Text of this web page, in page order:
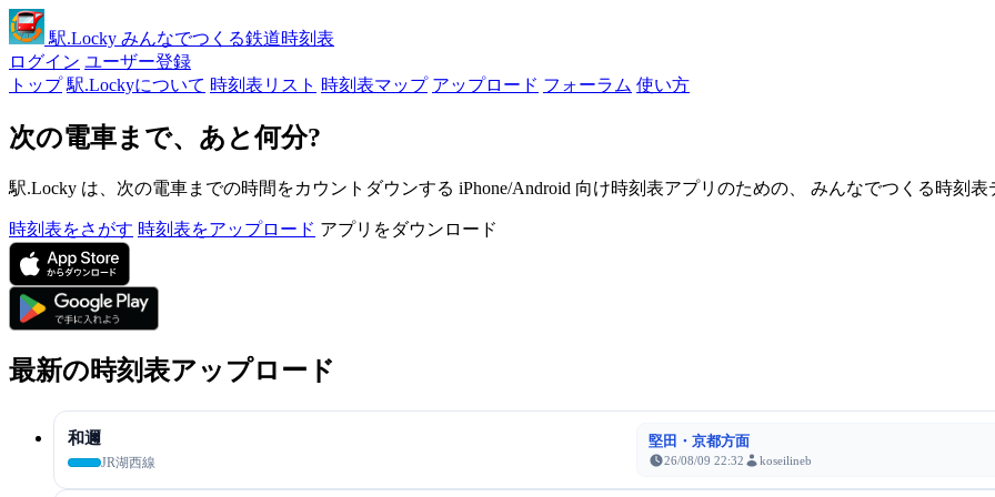
駅.Locky みんなでつくる鉄道時刻表
ログイン ユーザー登録
トップ 駅.Lockyについて 時刻表リスト 時刻表マップ アップロード フォーラム 使い方
次の電車まで、あと何分?
駅.Locky は、次の電車までの時間をカウントダウンする iPhone/Android 向け時刻表アプリのための、 みんなでつくる時刻表
時刻表をさがす 時刻表をアップロード アプリをダウンロード
最新の時刻表アップロード
和邇
JR湖西線
堅田・京都方面
26/08/09 22:32 koseilineb